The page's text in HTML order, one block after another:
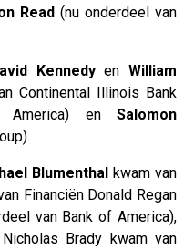
Read(nu onderdeel van
KennedyenWilliam
Continental Illinois Bank
America) en Salomon
Blumenthal kwam van
Financiën Donald Regan
van Bank of America),
Brady kwam van